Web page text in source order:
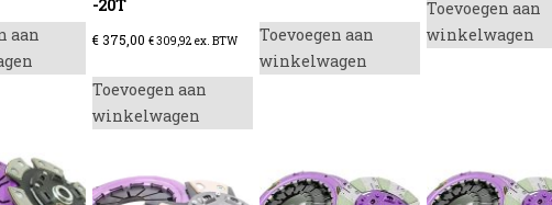
aan
-20T
€ 375,00 €309,92 ex. BTW
Toevoegen aan
winkelwagen
Toevoegen aan
winkelwagen
Toevoegen aan
winkelwagen